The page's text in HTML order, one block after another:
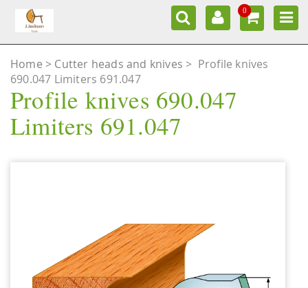
0
Home Cutter heads and knives > Profile knives
690.047 Limiters 691.047
Profile knives 690.047
Limiters 691.047